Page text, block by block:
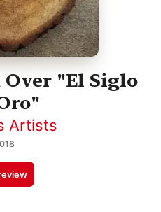
"El Siglo
Artists